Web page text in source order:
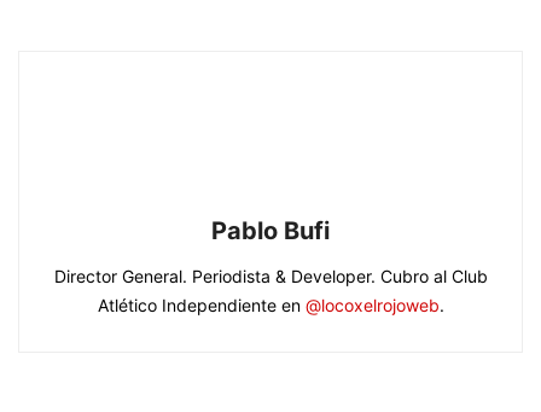
Pablo Bufi
Director General. Periodista & Developer. Cubro al Club
Atlético Independiente en @locoxelrojoweb.